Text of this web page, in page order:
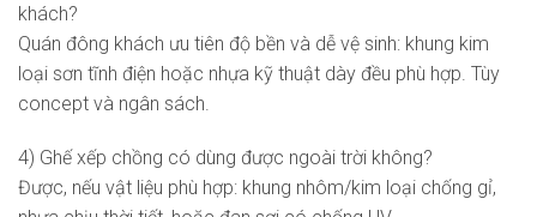
khách?
Quán đông khách ưu tiên độ bền và dễ vệ sinh: khung kim
loại sơn tĩnh điện hoặc nhựa kỹ thuật dày đều phù hợp. Tùy
concept và ngân sách.
4) Ghế xếp chồng có dùng được ngoài trời không?
Được, nếu vật liệu phù hợp: khung nhôm/kim loại chống gỉ,